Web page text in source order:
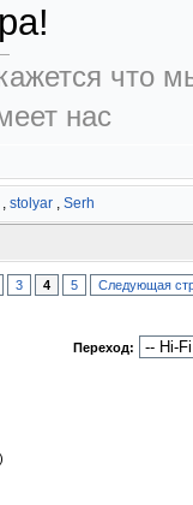
что
нас
, stolyar , Serh
3 4 5 Следующая
Переход: